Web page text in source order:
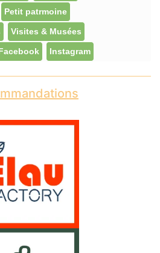
Petit patrmoine
Visites & Musées
Instagram